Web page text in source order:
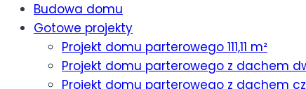
Budowa domu
Gotowe projekty
Projekt domu parterowego 111,11 m²
Projekt domu parterowego z dachem
Projekt domu parterowego z dachem